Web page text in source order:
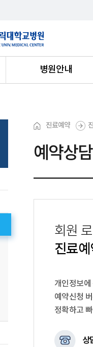
병원안내
예약상
진료예약
회원
진료
개인정보
예약신청
정확하고
상